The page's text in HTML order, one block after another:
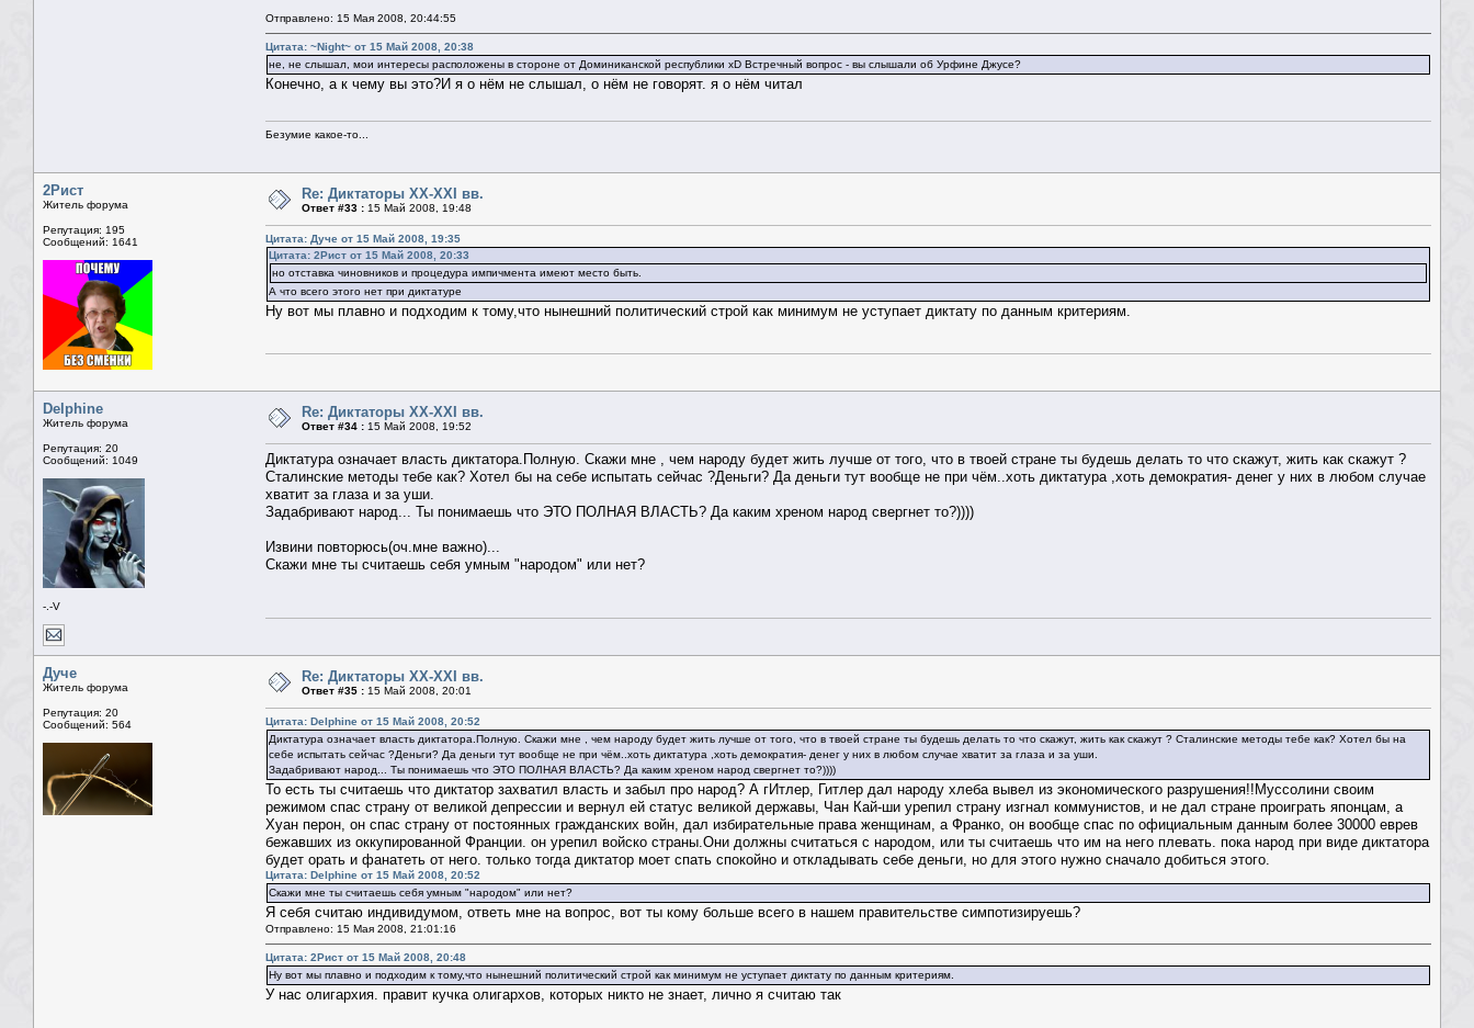
Отправлено: 15 Мая 2008, 20:44:55
Цитата: ~Night~ от 15 Май 2008, 20:38
не, не слышал, мои интересы расположены в стороне от Доминиканской республики xD Встречный вопрос - вы слышали об Урфине Джусе?
Конечно, а к чему вы это?И я о нём не слышал, о нём не говорят. я о нём читал
Безумие какое-то...
2Рист
Житель форума
Репутация: 195
Сообщений: 1641
Re: Диктаторы XX-XXI вв.
Ответ #33 : 15 Май 2008, 19:48
Цитата: Дуче от 15 Май 2008, 19:35
Цитата: 2Рист от 15 Май 2008, 20:33
но отставка чиновников и процедура импичмента имеют место быть.
А что всего этого нет при диктатуре
Ну вот мы плавно и подходим к тому,что нынешний политический строй как минимум не уступает диктату по данным критериям.
Delphine
Житель форума
Репутация: 20
Сообщений: 1049
-.-V
Re: Диктаторы XX-XXI вв.
Ответ #34 : 15 Май 2008, 19:52
Диктатура означает власть диктатора.Полную. Скажи мне , чем народу будет жить лучше от того, что в твоей стране ты будешь делать то что скажут, жить как скажут ?
Сталинские методы тебе как? Хотел бы на себе испытать сейчас ?Деньги? Да деньги тут вообще не при чём..хоть диктатура ,хоть демократия- денег у них в любом случае
хватит за глаза и за уши.
Задабривают народ... Ты понимаешь что ЭТО ПОЛНАЯ ВЛАСТЬ? Да каким хреном народ свергнет то?))))
Извини повторюсь(оч.мне важно)...
Скажи мне ты считаешь себя умным "народом" или нет?
Дуче
Житель форума
Репутация: 20
Сообщений: 564
Re: Диктаторы XX-XXI вв.
Ответ #35 : 15 Май 2008, 20:01
Цитата: Delphine от 15 Май 2008, 20:52
Диктатура означает власть диктатора.Полную. Скажи мне , чем народу будет жить лучше от того, что в твоей стране ты будешь делать то что скажут, жить как скажут ? Сталинские методы тебе как? Хотел бы на
себе испытать сейчас ?Деньги? Да деньги тут вообще не при чём..хоть диктатура ,хоть демократия- денег у них в любом случае хватит за глаза и за уши.
Задабривают народ... Ты понимаешь что ЭТО ПОЛНАЯ ВЛАСТЬ? Да каким хреном народ свергнет то?))))
То есть ты считаешь что диктатор захватил власть и забыл про народ? А гИтлер, Гитлер дал народу хлеба вывел из экономического разрушения!!Муссолини своим
режимом спас страну от великой депрессии и вернул ей статус великой державы, Чан Кай-ши урепил страну изгнал коммунистов, и не дал стране проиграть японцам, а
Хуан перон, он спас страну от постоянных гражданских войн, дал избирательные права женщинам, а Франко, он вообще спас по официальным данным более 30000 еврев
бежавших из оккупированной Франции. он урепил войско страны.Они должны считаться с народом, или ты считаешь что им на него плевать. пока народ при виде диктатора
будет орать и фанатеть от него. только тогда диктатор моет спать спокойно и откладывать себе деньги, но для этого нужно сначало добиться этого.
Цитата: Delphine от 15 Май 2008, 20:52
Скажи мне ты считаешь себя умным "народом" или нет?
Я себя считаю индивидумом, ответь мне на вопрос, вот ты кому больше всего в нашем правительстве симпотизируешь?
Отправлено: 15 Мая 2008, 21:01:16
Цитата: 2Рист от 15 Май 2008, 20:48
Ну вот мы плавно и подходим к тому,что нынешний политический строй как минимум не уступает диктату по данным критериям.
У нас олигархия. правит кучка олигархов, которых никто не знает, лично я считаю так